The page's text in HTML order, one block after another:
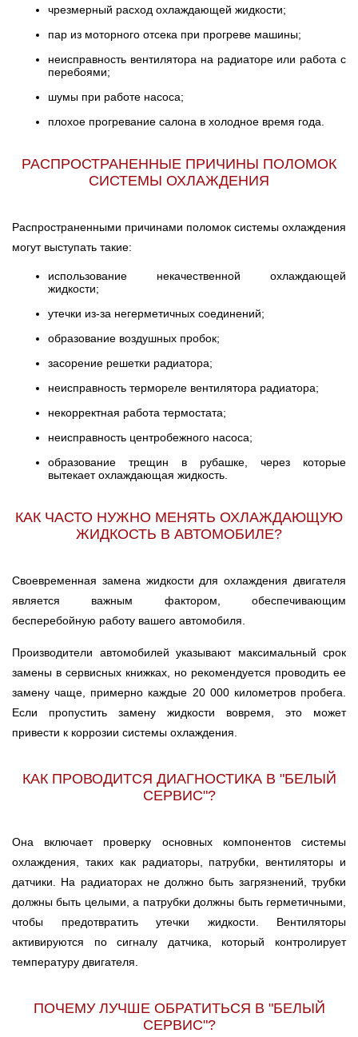
чрезмерный расход охлаждающей жидкости;
пар из моторного отсека при прогреве машины;
неисправность вентилятора на радиаторе или работа с
перебоями;
шумы при работе насоса;
плохое прогревание салона в холодное время года.
РАСПРОСТРАНЕННЫЕ ПРИЧИНЫ ПОЛОМОК
СИСТЕМЫ ОХЛАЖДЕНИЯ
Распространенными причинами поломок системы охлаждения
могут выступать такие:
использование некачественной охлаждающей
жидкости;
утечки из-за негерметичных соединений;
образование воздушных пробок;
засорение решетки радиатора;
неисправность термореле вентилятора радиатора;
некорректная работа термостата;
неисправность центробежного насоса;
образование трещин в рубашке, через которые
вытекает охлаждающая жидкость.
КАК ЧАСТО НУЖНО МЕНЯТЬ ОХЛАЖДАЮЩУЮ
ЖИДКОСТЬ В АВТОМОБИЛЕ?
Своевременная замена жидкости для охлаждения двигателя
является важным фактором, обеспечивающим
бесперебойную работу вашего автомобиля.
Производители автомобилей указывают максимальный срок
замены в сервисных книжках, но рекомендуется проводить ее
замену чаще, примерно каждые 20 000 километров пробега.
Если пропустить замену жидкости вовремя, это может
привести к коррозии системы охлаждения.
КАК ПРОВОДИТСЯ ДИАГНОСТИКА В "БЕЛЫЙ
СЕРВИС"?
Она включает проверку основных компонентов системы
охлаждения, таких как радиаторы, патрубки, вентиляторы и
датчики. На радиаторах не должно быть загрязнений, трубки
должны быть целыми, а патрубки должны быть герметичными,
чтобы предотвратить утечки жидкости. Вентиляторы
активируются по сигналу датчика, который контролирует
температуру двигателя.
ПОЧЕМУ ЛУЧШЕ ОБРАТИТЬСЯ В "БЕЛЫЙ
СЕРВИС"?